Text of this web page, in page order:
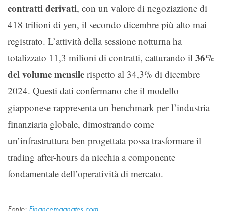
contratti derivati, con un valore di negoziazione di
418 trilioni di yen, il secondo dicembre più alto mai
registrato. L’attività della sessione notturna ha
totalizzato 11,3 milioni di contratti, catturando il 36%
del volume mensile rispetto al 34,3% di dicembre
2024. Questi dati confermano che il modello
giapponese rappresenta un benchmark per l’industria
finanziaria globale, dimostrando come
un’infrastruttura ben progettata possa trasformare il
trading after-hours da nicchia a componente
fondamentale dell’operatività di mercato.